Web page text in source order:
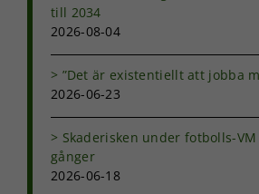
till 2034
2026-08-04
”Det är existentiellt att jobba
2026-06-23
Skaderisken under fotbolls-
gånger
2026-06-18
För
bra